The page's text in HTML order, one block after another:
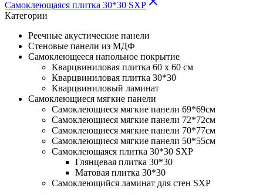
Самоклеющаяся плитка 30*30 SXP
Категории
Реечные акустические панели
Стеновые панели из МДФ
Самоклеющееся напольное покрытие
Кварцвиниловая плитка 60 х 60 см
Кварцвиниловая плитка 30*30
Кварцвиниловый ламинат
Самоклеющиеся мягкие панели
Самоклеющиеся мягкие панели 69*69см
Самоклеющиеся мягкие панели 72*72см
Самоклеющиеся мягкие панели 70*77см
Самоклеющиеся мягкие панели 50*55см
Самоклеющаяся плитка 30*30 SXP
Глянцевая плитка 30*30
Матовая плитка 30*30
Самоклеющийся ламинат для стен SXP